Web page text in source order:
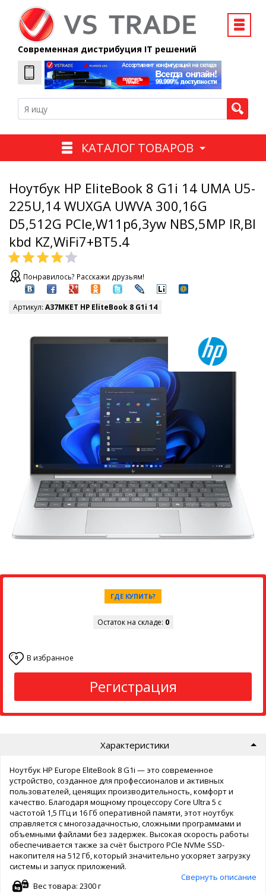
Современная дистрибуция IT решений
КАТАЛОГ ТОВАРОВ
Ноутбук HP EliteBook 8 G1i 14 UMA U5-
225U,14 WUXGA UWVA 300,16G
D5,512G PCIe,W11p6,3yw NBS,5MP IR,Bl
kbd KZ,WiFi7+BT5.4
Понравилось? Расскажи друзьям!
Артикул: A37MKET HP EliteBook 8 G1i 14
ГДЕ КУПИТЬ?
Остаток на складе: 0
0 В избранное
Регистрация
Характеристики
Ноутбук HP Europe EliteBook 8 G1i — это современное
устройство, созданное для профессионалов и активных
пользователей, ценящих производительность, комфорт и
качество. Благодаря мощному процессору Core Ultra 5 с
частотой 1,5 ГГц и 16 Гб оперативной памяти, этот ноутбук
справляется с многозадачностью, сложными программами и
объемными файлами без задержек. Высокая скорость работы
обеспечивается также за счёт быстрого PCIe NVMe SSD-
накопителя на 512 Гб, который значительно ускоряет загрузку
системы и запуск приложений.
Свернуть описание
Вес товара: 2300 г